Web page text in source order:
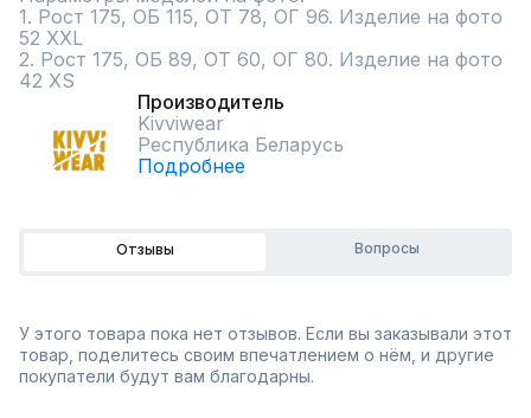
1. Рост 175, ОБ 115, ОТ 78, ОГ 96. Изделие на фото
52 XXL
2. Рост 175, ОБ 89, ОТ 60, ОГ 80. Изделие на фото
42 XS
Производитель
Kivviwear
Республика Беларусь
Подробнее
Отзывы Вопросы
У этого товара пока нет отзывов. Если вы заказывали этот
товар, поделитесь своим впечатлением о нём, и другие
покупатели будут вам благодарны.